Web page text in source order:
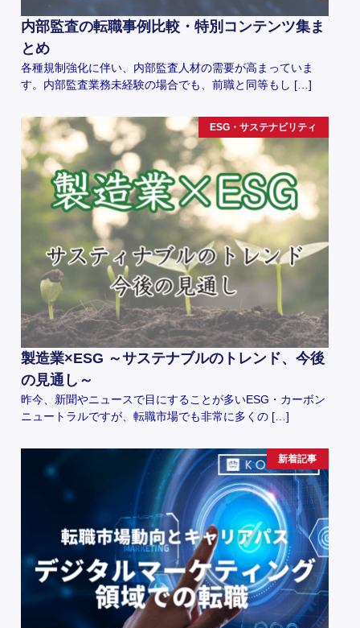
内部監査の転職事例比較・特別コンテンツ集ま
とめ
各種規制強化に伴い、内部監査人材の需要が高まっていま
す。内部監査業務未経験の場合でも、前職と同等もし […]
ESG・サステナビリティ
製造業×ESG ～サステナブルのトレンド、今後
の見通し～
昨今、新聞やニュースで目にすることが多いESG・カーボン
ニュートラルですが、転職市場でも非常に多くの […]
新着記事